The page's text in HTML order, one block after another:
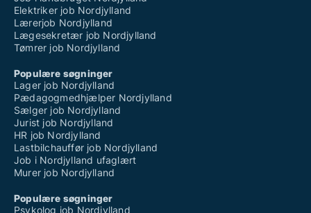
Elektriker job Nordjylland
Lærerjob Nordjylland
Lægesekretær job Nordjylland
Tømrer job Nordjylland
Populære søgninger
Lager job Nordjylland
Pædagogmedhjælper Nordjylland
Sælger job Nordjylland
Jurist job Nordjylland
HR job Nordjylland
Lastbilchauffør job Nordjylland
Job i Nordjylland ufaglært
Murer job Nordjylland
Populære søgninger
Psykolog job Nordjylland